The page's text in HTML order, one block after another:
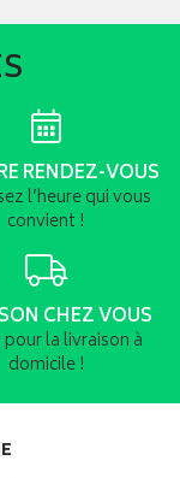
RENDEZ-VOUS
l’heure qui vous
convient !
CHEZ VOUS
la livraison à
domicile !